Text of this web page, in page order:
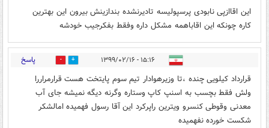
این اقاازپی نابودی پرسپولیسه تادیرنشده بندازینش بیرون این بهترین
کاره چونکه این اقاباهمه مشکل داره وفقط بفکرجیب خودشه
۱۵:۱۶ - ۱۳۹۹/۰۲/۱۶ 6 پاسخ
قرارداد کیلویی چنده ،تا وزیرهوادار تیم سوم پایتخت هست قرارمراررا
ولش فقط بچسب به اسنپ کاپ وستاره وگرنه دیگه نمیشه جای آب
معدنی وقوطی کنسرو ویترین راپرکرد این آقا رسول فهمیده امالشکر
شکست خورده نفهمیده